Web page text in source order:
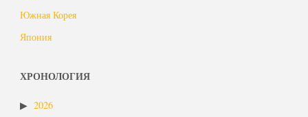
Южная Корея
Япония
ХРОНОЛОГИЯ
2026